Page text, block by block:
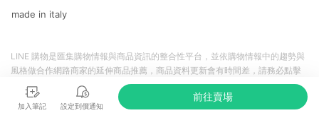
made in italy
加入筆記 設定到價通知
前往賣場
LINE 購物是匯集購物情報與商品資訊的整合性平台，並依購物情報中的趨勢與
風格做合作網路商家的延伸商品推薦，商品資料更新會有時間差，請務必點擊
商品至各合作網路商家，確認現售價與購物條件，一切資訊以合作廠商網頁為
準。